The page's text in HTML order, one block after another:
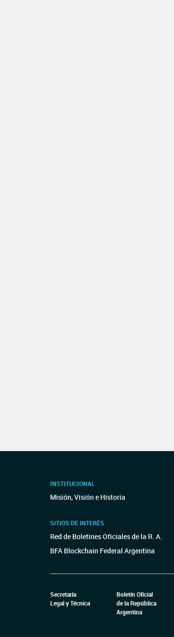
INSTITUCIONAL
Misión, Visión e Historia
SITIOS DE INTERÉS
Red de Boletines Oficiales de la R. A.
BFA Blockchain Federal Argentina
Secretaría
Legal y Técnica
Boletín Oficial
de la República
Argentina